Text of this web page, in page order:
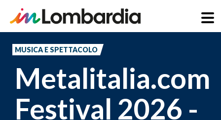
principale
MUSICA E SPETTACOLO
Metalitalia.com
Festival 2026 -